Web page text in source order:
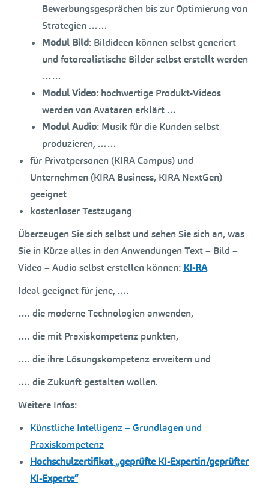
Bewerbungsgesprächen bis zur Optimierung von
Strategien ……
Modul Bild: Bildideen können selbst generiert
und fotorealistische Bilder selbst erstellt werden
……
Modul Video: hochwertige Produkt-Videos
werden von Avataren erklärt …
Modul Audio: Musik für die Kunden selbst
produzieren, ……
für Privatpersonen (KIRA Campus) und
Unternehmen (KIRA Business, KIRA NextGen)
geeignet
kostenloser Testzugang
Überzeugen Sie sich selbst und sehen Sie sich an, was
Sie in Kürze alles in den Anwendungen Text – Bild –
Video – Audio selbst erstellen können: KI-RA
Ideal geeignet für jene, ….
…. die moderne Technologien anwenden,
…. die mit Praxiskompetenz punkten,
…. die ihre Lösungskompetenz erweitern und
…. die Zukunft gestalten wollen.
Weitere Infos:
Künstliche Intelligenz – Grundlagen und
Praxiskompetenz
Hochschulzertifikat „geprüfte KI-Expertin/geprüfter
KI-Experte“